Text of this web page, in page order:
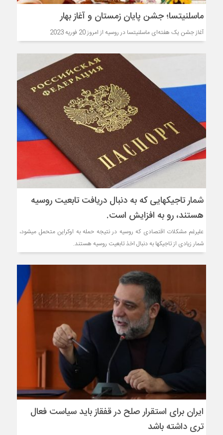
ماسلنیتسا؛ جشن پایان زمستان و آغاز بهار
آغاز جشن یک هفته‌ای ماسلنیتسا در روسیه از امروز 20 فوریه 2023
شمار تاجیک‎هایی که به دنبال دریافت تابعیت روسیه
هستند، رو به افزایش است.
علیرغم مشکلات اقتصادی که روسیه در نتیجه حمله به اوکراین متحمل می‎شود،
شمار زیادی از تاجیک‎ها به دنبال اخذ تابعیت روسیه هستند.
ایران برای استقرار صلح در قفقاز باید سیاست فعال
تری داشته باشد